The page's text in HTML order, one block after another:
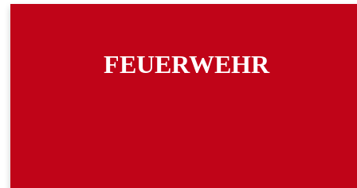
FEUERWEHR